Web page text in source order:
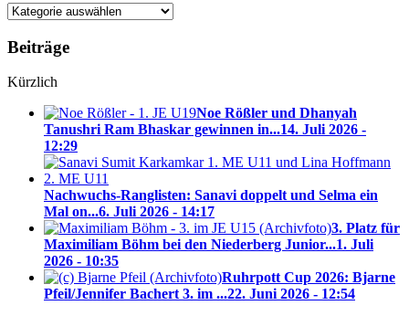
Blog-
Beiträge
Kürzlich
Noe Rößler und Dhanyah
Tanushri Ram Bhaskar gewinnen in...14. Juli 2026 -
12:29
Nachwuchs-Ranglisten: Sanavi doppelt und Selma ein
Mal on...6. Juli 2026 - 14:17
3. Platz für
Maximiliam Böhm bei den Niederberg Junior...1. Juli
2026 - 10:35
Ruhrpott Cup 2026: Bjarne
Pfeil/Jennifer Bachert 3. im ...22. Juni 2026 - 12:54